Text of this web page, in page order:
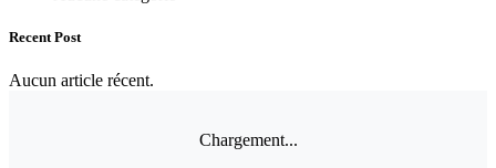
Recent Post
Aucun article récent.
Chargement...